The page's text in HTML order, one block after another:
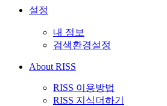
설정
내 정보
검색환경설정
About RISS
RISS 이용방법
RISS 지식더하기